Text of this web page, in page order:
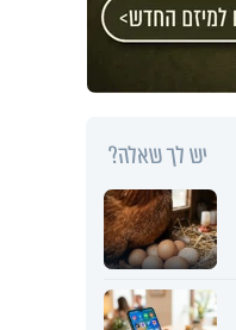
יש לך שאלה?